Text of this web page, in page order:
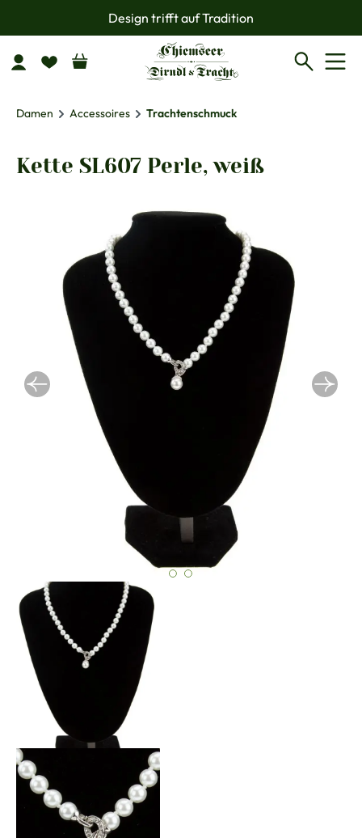
Zum Hauptinhalt springenDesign trifft auf Tradition
Damen Accessoires Trachtenschmuck
Kette SL607 Perle, weiß